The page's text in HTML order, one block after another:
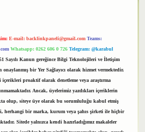
E-mail: backlinkpaneli@gmail.com Teams:
Whatsapp: 0262 606 0 726 Telegram: @karabul
Sayılı Kanun gereğince Bilgi Teknolojileri ve İletişim
bir Yer Sağlayıcı olarak hizmet vermektedir.
içerikleri proaktif olarak denetleme veya araştırma
Ancak, üyelerimiz yazdıkları içeriklerin
olup, siteye üye olarak bu sorumluluğu kabul etmiş
herhangi bir marka, kurum veya şahıs şirketi ile hiçbir
Sitede yalnızca kendi hazırladığımız makaleler